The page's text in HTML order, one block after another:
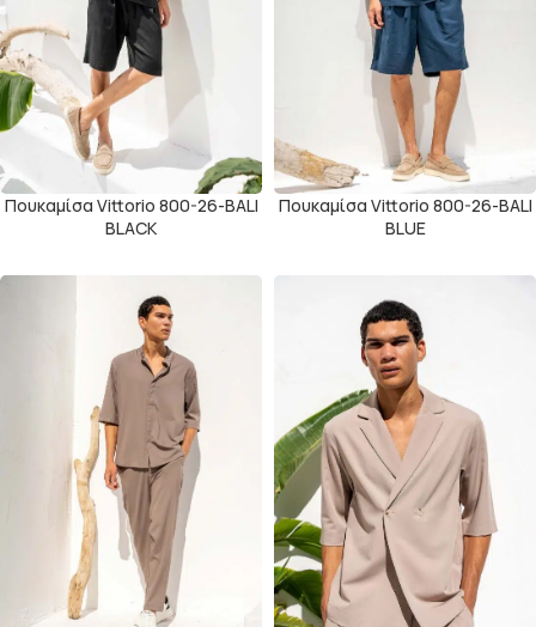
Πουκαμίσα Vittorio 800-26-BALI
BLACK
Πουκαμίσα Vittorio 800-26-BALI
BLUE